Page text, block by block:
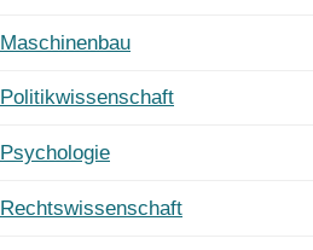
Maschinenbau
Politikwissenschaft
Psychologie
Rechtswissenschaft